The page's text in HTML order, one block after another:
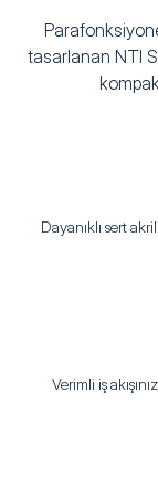
tasarlanan NTI
Dayanıklı sert
Verimli iş